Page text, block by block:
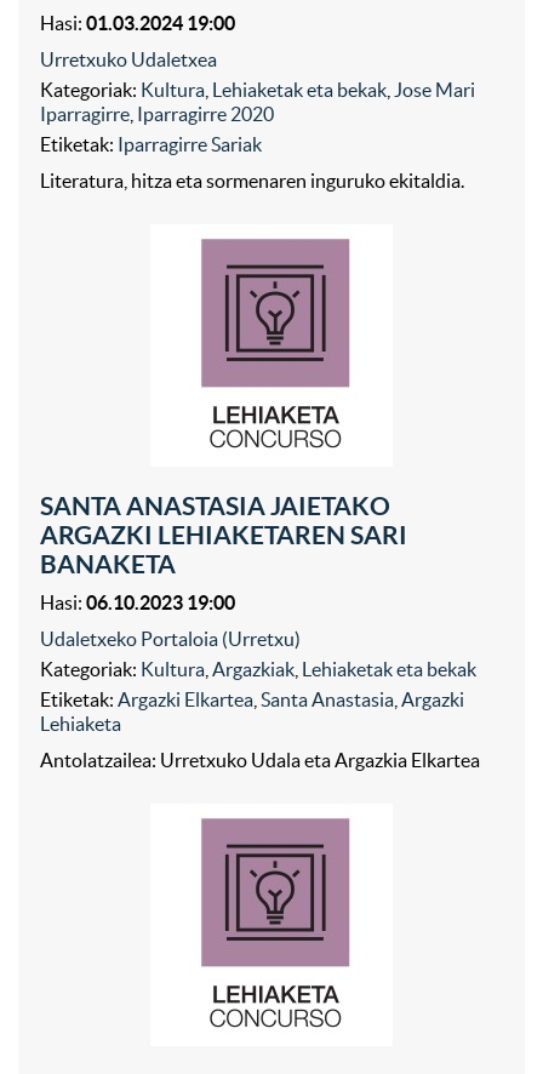
Hasi: 01.03.2024 19:00
Urretxuko Udaletxea
Kategoriak: Kultura Lehiaketak eta bekak Jose Mari
Iparragirre Iparragirre 2020
Etiketak: Iparragirre Sariak
Literatura, hitza eta sormenaren inguruko ekitaldia.
SANTA ANASTASIA JAIETAKO
ARGAZKI LEHIAKETAREN SARI
BANAKETA
Hasi: 06.10.2023 19:00
Udaletxeko Portaloia (Urretxu)
Kategoriak: Kultura Argazkiak Lehiaketak eta bekak
Etiketak: Argazki Elkartea Santa Anastasia Argazki
Lehiaketa
Antolatzailea: Urretxuko Udala eta Argazkia Elkartea